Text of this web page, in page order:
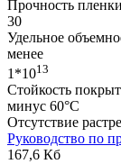
Прочность
30
Удельное
менее
1*1013
Стойкость
минус 60°С
Отсутствие
Руководство по
167,6 Кб